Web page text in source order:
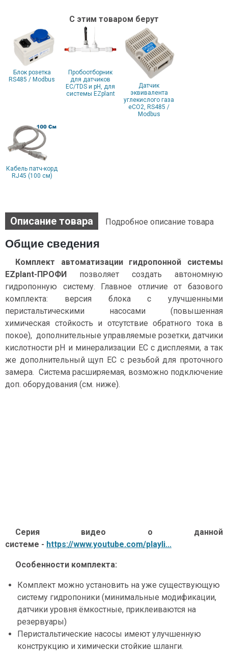
С этим товаром берут
Блок розетка
RS485 / Modbus
Пробоотборник
для датчиков
EC/TDS и pH, для
системы EZplant
Датчик
эквивалента
углекислого газа
eCO2, RS485 /
Modbus
Кабель патч-корд
RJ45 (100 см)
Описание товара Подробное описание товара
Общие сведения
Комплект автоматизации гидропонной системы
EZplant-ПРОФИ позволяет создать автономную
гидропонную систему. Главное отличие от базового
комплекта: версия блока с улучшенными
перистальтическими насосами (повышенная
химическая стойкость и отсутствие обратного тока в
покое), дополнительные управляемые розетки, датчики
кислотности pH и минерализации EC с дисплеями, а так
же дополнительный щуп ЕС с резьбой для проточного
замера. Система расширяемая, возможно подключение
доп. оборудования (см. ниже).
Серия видео о данной
системе - https://www.youtube.com/playli...
Особенности комплекта:
Комплект можно установить на уже существующую
систему гидропоники (минимальные модификации,
датчики уровня ёмкостные, приклеиваются на
резервуары)
Перистальтические насосы имеют улучшенную
конструкцию и химически стойкие шланги.